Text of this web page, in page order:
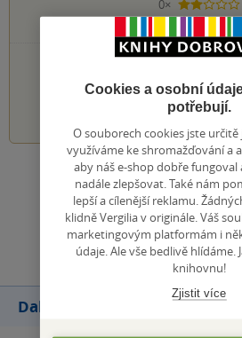
0×
2 hvězdičky
0×
3 4 5
Zobrazit všechna
Přidat
Další knihy autora
Cookies a osobní
potřebují.
O souborech cookies jste určitě
využíváme ke shromažďování a
aby náš e-shop dobře fungoval
nadále zlepšovat. Také nám
lepší a cílenější reklamu.
klidně Vergilia v originále. Váš
marketingovým platformám i
údaje. Ale vše bedlivě hlídáme.
knihovnu!
Zjistit více